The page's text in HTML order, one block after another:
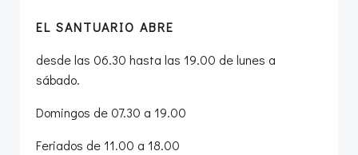
EL SANTUARIO ABRE
desde las 06.30 hasta las 19.00 de lunes a
sábado.
Domingos de 07.30 a 19.00
Feriados de 11.00 a 18.00